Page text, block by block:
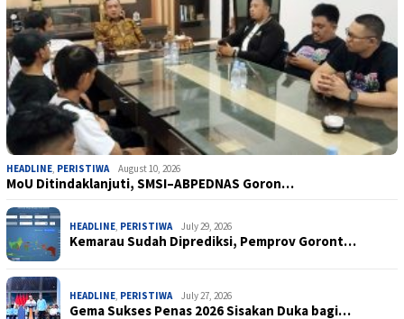
HEADLINE PERISTIWA August 10, 2026
MoU Ditindaklanjuti, SMSI–ABPEDNAS Goron…
HEADLINE PERISTIWA July 29, 2026
Kemarau Sudah Diprediksi, Pemprov Goront…
HEADLINE PERISTIWA July 27, 2026
Gema Sukses Penas 2026 Sisakan Duka bagi…